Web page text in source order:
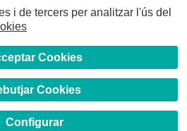
de la Província de Barcelona | C.
Barcelona | Tel. (34) 932 44 07 10
i de tercers per analitzar l'ús del
Cookies
Cookies
Configurar